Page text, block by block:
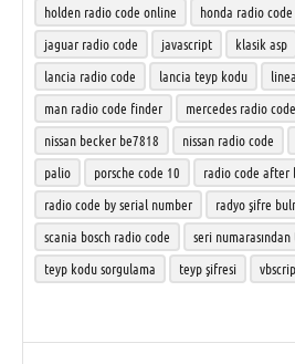
holden radio code online
honda radio code
jaguar radio code
javascript klasik asp
lancia radio code
lancia teyp kodu linea
man radio code finder
mercedes radio code
nissan becker be7818
nissan radio code
palio
porsche code 10
radio code after
radio code by serial number
radyo şifre
scania bosch radio code
seri
teyp kodu sorgulama
teyp şifresi